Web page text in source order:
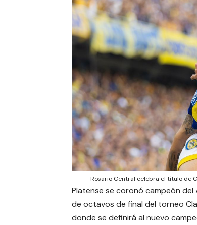
Rosario Central celebra el título de
Platense se coronó campeón del
de octavos de final del torneo
donde se definirá al nuevo